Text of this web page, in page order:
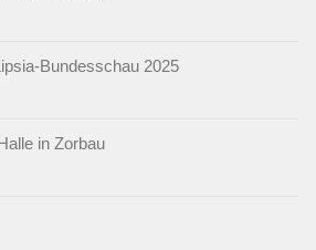
Bundesschau 2025
in Zorbau